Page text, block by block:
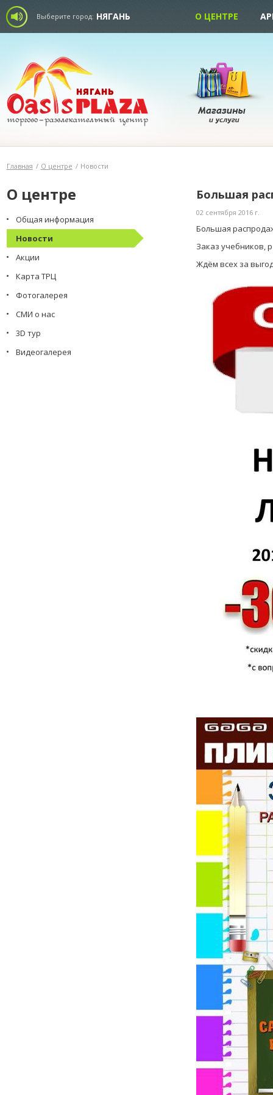
Выберите город: НЯГАНЬ О ЦЕНТРЕ
Главная / О центре / Новости
О центре
Общая информация
Новости
Акции
Карта ТРЦ
Фотогалерея
СМИ о нас
3D тур
Видеогалерея
Большая
02 сентября 2016 г.
Большая
Заказ учебников,
Ждём всех за